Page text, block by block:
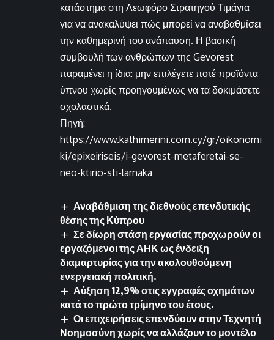
κατάστημα στη Λεωφόρο Στρατηγού Τιμάγια
για να ανακαλύψει πώς μπορεί να αναβαθμίσει
την καθημερινή του ανάπαυση. Η βασική
συμβουλή των ανθρώπων της Gevorest
παραμένει η ίδια: μην επιλέγετε ποτέ προϊόντα
ύπνου χωρίς προηγουμένως να τα δοκιμάσετε
σχολαστικά.
Πηγή:
https://www.kathimerini.com.cy/gr/oikonomi
ki/epixeiriseis/i-gevorest-metaferetai-se-
neo-ktirio-sti-larnaka
Αναβάθμιση της διεθνούς επενδυτικής
θέσης της Κύπρου
Σε δίωρη στάση εργασίας προχωρούν οι
εργαζόμενοι της ΑΗΚ ως ένδειξη
διαμαρτυρίας για την ακολουθούμενη
ενεργειακή πολιτική.
Αύξηση 12,9% στις εγγραφές οχημάτων
κατά το πρώτο τρίμηνο του έτους.
Οι επιχειρήσεις επενδύουν στην Τεχνητή
Νοημοσύνη χωρίς να αλλάζουν το μοντέλο